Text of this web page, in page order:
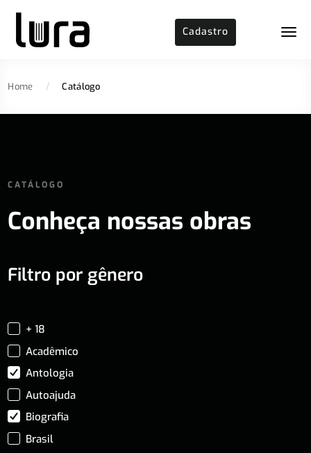
Cadastro
Home / Catálogo
CATÁLOGO
Conheça nossas obras
Filtro por gênero
+ 18
Acadêmico
Antologia
Autoajuda
Biografia
Brasil